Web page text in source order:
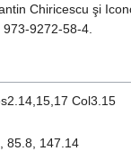
Chiricescu şi
9272-58-4.
Col3.15
85.8, 147.14